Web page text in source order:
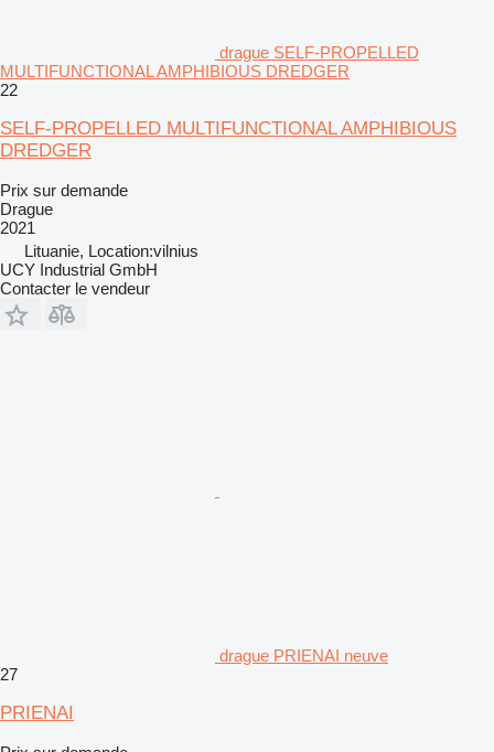
drague SELF-PROPELLED
MULTIFUNCTIONAL AMPHIBIOUS DREDGER
22
SELF-PROPELLED MULTIFUNCTIONAL AMPHIBIOUS
DREDGER
Prix sur demande
Drague
2021
Lituanie, Location:vilnius
UCY Industrial GmbH
Contacter le vendeur
drague PRIENAI neuve
27
PRIENAI